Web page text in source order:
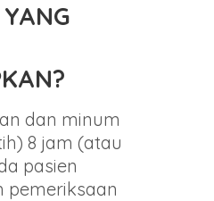
dan minum
8 jam (atau
pasien
pemeriksaan